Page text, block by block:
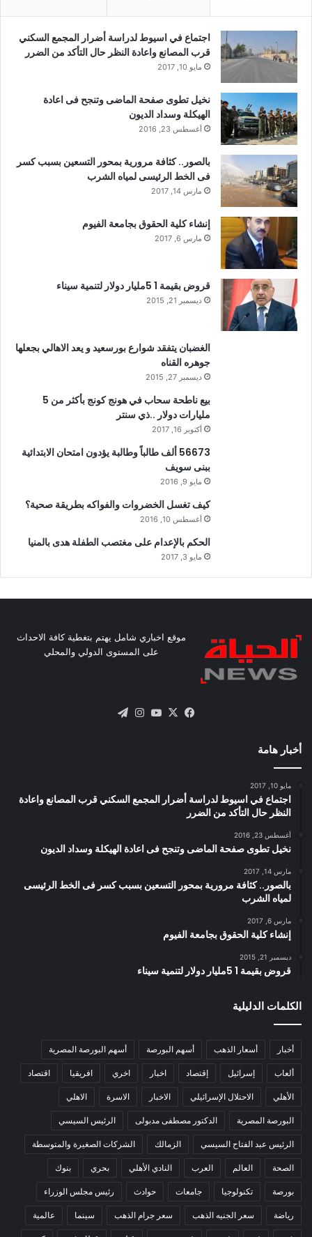
اجتماع في اسيوط لدراسة أضرار المجمع السكني
قرب المصانع واعادة النظر حال التأكد من الضرر
مايو 10, 2017
نخيل تطوى صفحة الماضى وتنجح فى اعادة
الهيكلة وسداد الديون
أغسطس 23, 2016
بالصور.. كثافة مرورية بمحور التسعين بسبب كسر
فى الخط الرئيسى لمياه الشرب
مارس 14, 2017
إنشاء كلية الحقوق بجامعة الفيوم
مارس 6, 2017
قروض بقيمة 1 5مليار دولار لتنمية سيناء
ديسمبر 21, 2015
الغضبان يتفقد شوارع بورسعيد و يعد الاهالي بجعلها
جوهره القناه
ديسمبر 27, 2015
بيع ناطحة سحاب في هونج كونج بأكثر من 5
مليارات دولار ..ذي سنتر
أكتوبر 16, 2017
56673 ألف طالباً وطالبة يؤدون امتحان الابتدائية
ببنى سويف
مايو 9, 2016
كيف تغسل الخضروات والفواكه بطريقة صحية؟
أغسطس 10, 2016
الحكم بالإعدام على مغتصب الطفلة هدى بالمنيا
مايو 3, 2017
موقع اخباري شامل يهتم بتغطية كافة الاحداث
على المستوى الدولي والمحلي
فيسبوك
X يوتيوبانستقرام
أخبار هامة
مايو 10, 2017
اجتماع في اسيوط لدراسة أضرار المجمع السكني قرب المصانع واعادة
النظر حال التأكد من الضرر
أغسطس 23, 2016
نخيل تطوى صفحة الماضى وتنجح فى اعادة الهيكلة وسداد الديون
مارس 14, 2017
بالصور.. كثافة مرورية بمحور التسعين بسبب كسر فى الخط الرئيسى
لمياه الشرب
مارس 6, 2017
إنشاء كلية الحقوق بجامعة الفيوم
ديسمبر 21, 2015
قروض بقيمة 1 5مليار دولار لتنمية سيناء
الكلمات الدليلية
أخبار أسعار الذهب أسهم البورصة أسهم البورصة المصرية
ألعاب إسرائيل إقتصاد اخبار اخري افريقيا اقتصاد
الأهلي الاحتلال الإسرائيلي الاخبار الاسرة الاهلي
البورصة المصرية الدكتور مصطفى مدبولى الرئيس السيسي
الرئيس عبد الفتاح السيسي الزمالك الشركات الصغيرة والمتوسطة
الصحة العالم العرب النادي الأهلي بحري بنوك
بورصة تكنولوجيا جامعات حوادث رئيس مجلس الوزراء
رياضة سعر الجنيه الذهب سعر جرام الذهب سينما عالمية